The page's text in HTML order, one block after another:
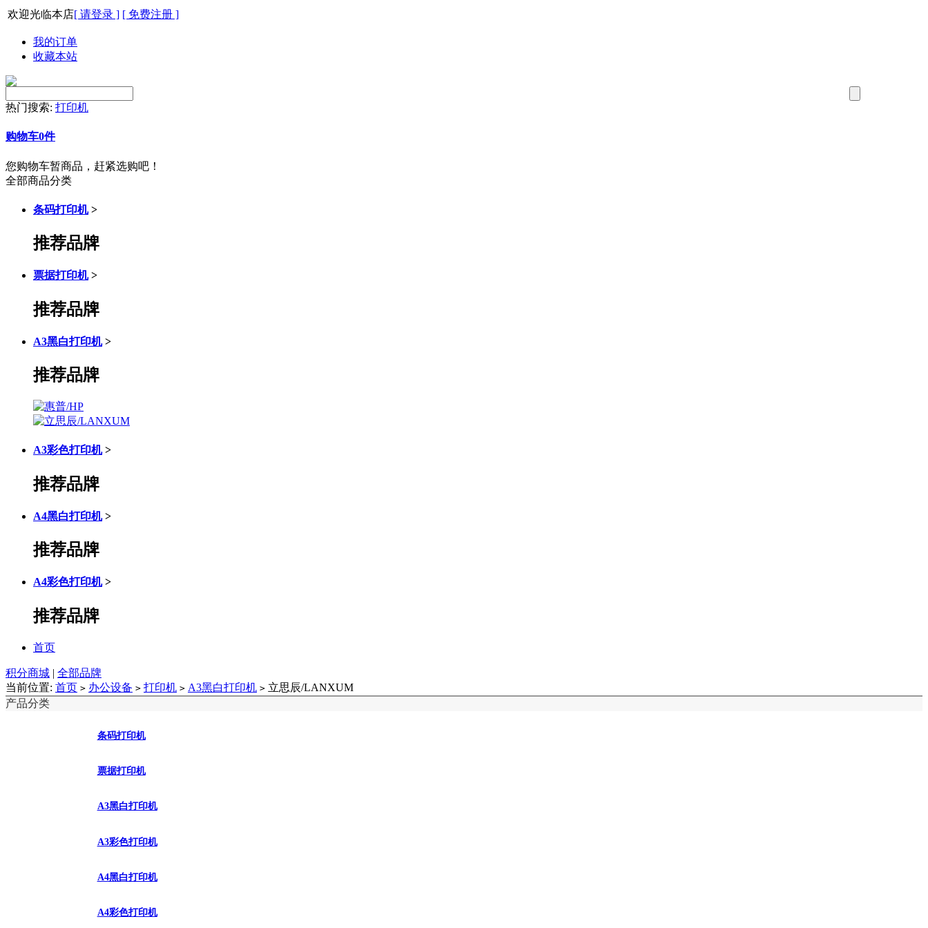
欢迎光临本店[ 请登录 ] [ 免费注册 ]
我的订单
收藏本站
热门搜索: 打印机
购物车0件
您购物车暂商品，赶紧选购吧！
全部商品分类
条码打印机 >
推荐品牌
票据打印机 >
推荐品牌
A3黑白打印机 >
推荐品牌
A3彩色打印机 >
推荐品牌
A4黑白打印机 >
推荐品牌
A4彩色打印机 >
推荐品牌
首页
积分商城 | 全部品牌
当前位置: 首页 > 办公设备 > 打印机 > A3黑白打印机 > 立思辰/LANXUM
产品分类
条码打印机
票据打印机
A3黑白打印机
A3彩色打印机
A4黑白打印机
A4彩色打印机